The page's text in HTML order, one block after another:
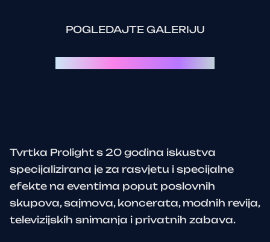
POGLEDAJTE GALERIJU
Tvrtka Prolight s 20 godina iskustva
specijalizirana je za rasvjetu i specijalne
efekte na eventima poput poslovnih
skupova, sajmova, koncerata, modnih revija,
televizijskih snimanja i privatnih zabava.